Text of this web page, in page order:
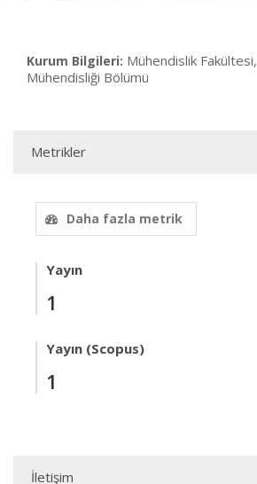
Kurum Bilgileri: Mühendislik
Mühendisliği Bölümü
Metrikler
Daha fazla metrik
Yayın
1
Yayın (Scopus)
1
İletişim